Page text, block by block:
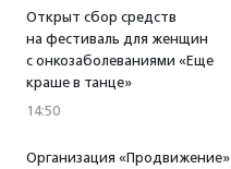
Открыт сбор средств
на фестиваль для женщин
с онкозаболеваниями «Еще
краше в танце»
14:50
Организация «Продвижение»